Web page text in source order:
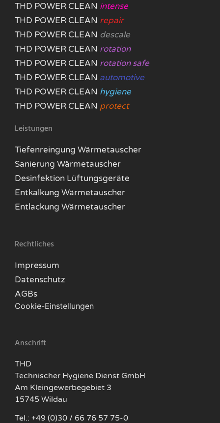
THD POWER CLEAN intense
THD POWER CLEAN repair
THD POWER CLEAN descale
THD POWER CLEAN rotation
THD POWER CLEAN rotation safe
THD POWER CLEAN automotive
THD POWER CLEAN hygiene
THD POWER CLEAN protect
Leistungen
Tiefenreingung Wärmetauscher
Sanierung Wärmetauscher
Desinfektion Lüftungsgeräte
Entkalkung Wärmetauscher
Entlackung Wärmetauscher
Rechtliches
Impressum
Datenschutz
AGBs
Cookie-Einstellungen
Anschrift
THD
Technischer Hygiene Dienst GmbH
Am Kleingewerbegebiet 3
15745 Wildau
Tel.: +49 (0)30 / 66 76 57 75-0